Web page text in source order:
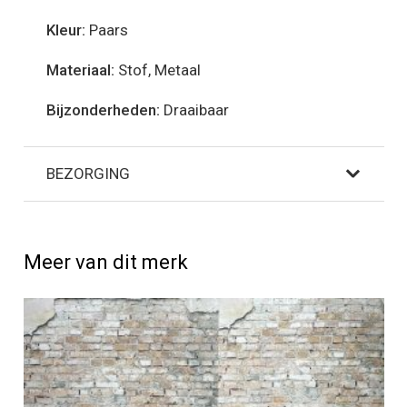
Kleur: Paars
Materiaal: Stof, Metaal
Bijzonderheden: Draaibaar
BEZORGING
Meer van dit merk